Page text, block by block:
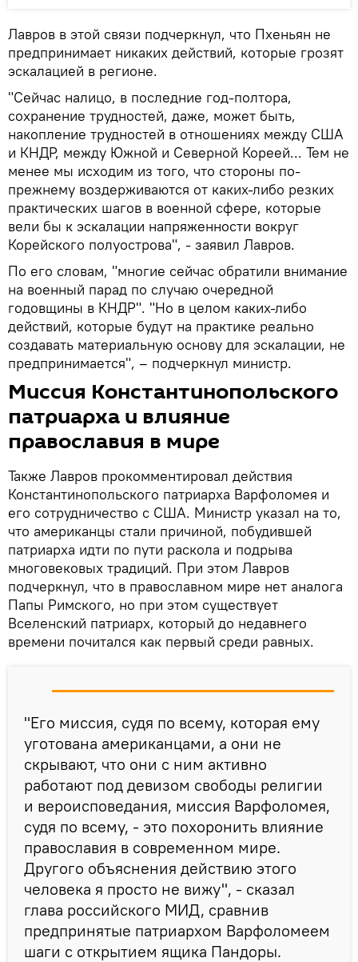
Лавров в этой связи подчеркнул, что Пхеньян не
предпринимает никаких действий, которые грозят
эскалацией в регионе.
"Сейчас налицо, в последние год-полтора,
сохранение трудностей, даже, может быть,
накопление трудностей в отношениях между США
и КНДР, между Южной и Северной Кореей... Тем не
менее мы исходим из того, что стороны по-
прежнему воздерживаются от каких-либо резких
практических шагов в военной сфере, которые
вели бы к эскалации напряженности вокруг
Корейского полуострова", - заявил Лавров.
По его словам, "многие сейчас обратили внимание
на военный парад по случаю очередной
годовщины в КНДР". "Но в целом каких-либо
действий, которые будут на практике реально
создавать материальную основу для эскалации, не
предпринимается", – подчеркнул министр.
Миссия Константинопольского
патриарха и влияние
православия в мире
Также Лавров прокомментировал действия
Константинопольского патриарха Варфоломея и
его сотрудничество с США. Министр указал на то,
что американцы стали причиной, побудившей
патриарха идти по пути раскола и подрыва
многовековых традиций. При этом Лавров
подчеркнул, что в православном мире нет аналога
Папы Римского, но при этом существует
Вселенский патриарх, который до недавнего
времени почитался как первый среди равных.
"Его миссия, судя по всему, которая ему
уготована американцами, а они не
скрывают, что они с ним активно
работают под девизом свободы религии
и вероисповедания, миссия Варфоломея,
судя по всему, - это похоронить влияние
православия в современном мире.
Другого объяснения действию этого
человека я просто не вижу", - сказал
глава российского МИД, сравнив
предпринятые патриархом Варфоломеем
шаги с открытием ящика Пандоры.